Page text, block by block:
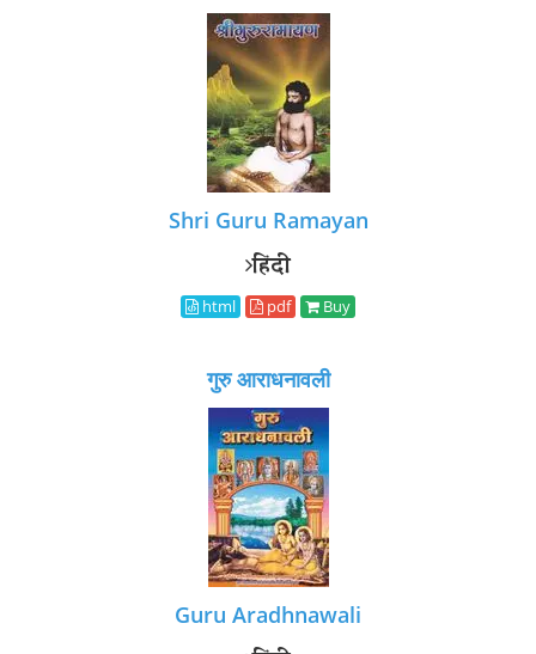
Shri Guru Ramayan
हिंदी
html pdf Buy
गुरु आराधनावली
Guru Aradhnawali